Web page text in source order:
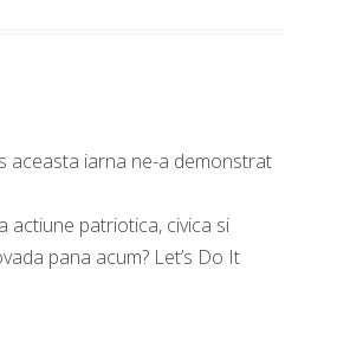
aceasta iarna ne-a demonstrat
actiune patriotica, civica si
pana acum? Let’s Do It